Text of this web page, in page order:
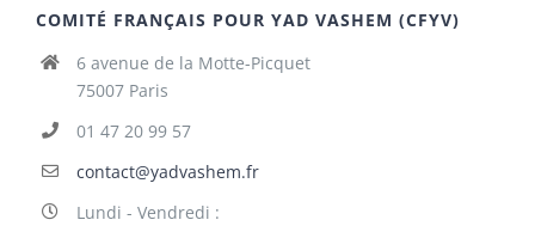
COMITÉ FRANÇAIS POUR YAD VASHEM (CFYV)
6 avenue de la Motte-Picquet
75007 Paris
01 47 20 99 57
contact@yadvashem.fr
Lundi - Vendredi :